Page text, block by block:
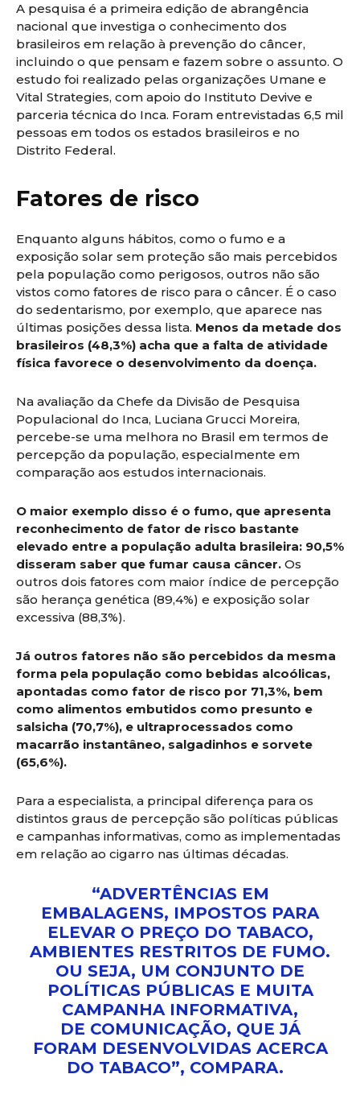
A pesquisa é a primeira edição de abrangência
nacional que investiga o conhecimento dos
brasileiros em relação à prevenção do câncer,
incluindo o que pensam e fazem sobre o assunto. O
estudo foi realizado pelas organizações Umane e
Vital Strategies, com apoio do Instituto Devive e
parceria técnica do Inca. Foram entrevistadas 6,5 mil
pessoas em todos os estados brasileiros e no
Distrito Federal.
Fatores de risco
Enquanto alguns hábitos, como o fumo e a
exposição solar sem proteção são mais percebidos
pela população como perigosos, outros não são
vistos como fatores de risco para o câncer. É o caso
do sedentarismo, por exemplo, que aparece nas
últimas posições dessa lista. Menos da metade dos
brasileiros (48,3%) acha que a falta de atividade
física favorece o desenvolvimento da doença.
Na avaliação da Chefe da Divisão de Pesquisa
Populacional do Inca, Luciana Grucci Moreira,
percebe-se uma melhora no Brasil em termos de
percepção da população, especialmente em
comparação aos estudos internacionais.
O maior exemplo disso é o fumo, que apresenta
reconhecimento de fator de risco bastante
elevado entre a população adulta brasileira: 90,5%
disseram saber que fumar causa câncer. Os
outros dois fatores com maior índice de percepção
são herança genética (89,4%) e exposição solar
excessiva (88,3%).
Já outros fatores não são percebidos da mesma
forma pela população como bebidas alcoólicas,
apontadas como fator de risco por 71,3%, bem
como alimentos embutidos como presunto e
salsicha (70,7%), e ultraprocessados como
macarrão instantâneo, salgadinhos e sorvete
(65,6%).
Para a especialista, a principal diferença para os
distintos graus de percepção são políticas públicas
e campanhas informativas, como as implementadas
em relação ao cigarro nas últimas décadas.
“ADVERTÊNCIAS EM
EMBALAGENS, IMPOSTOS PARA
ELEVAR O PREÇO DO TABACO,
AMBIENTES RESTRITOS DE FUMO.
OU SEJA, UM CONJUNTO DE
POLÍTICAS PÚBLICAS E MUITA
CAMPANHA INFORMATIVA,
DE COMUNICAÇÃO, QUE JÁ
FORAM DESENVOLVIDAS ACERCA
DO TABACO”, COMPARA.